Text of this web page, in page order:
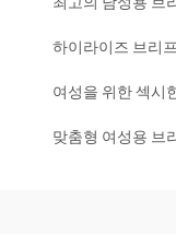
하이라이즈 브리프
여성을 위한 섹시
맞춤형 여성용 브